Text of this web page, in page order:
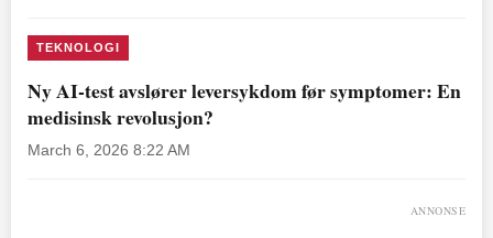
TEKNOLOGI
Ny AI-test avslører leversykdom før symptomer: En
medisinsk revolusjon?
March 6, 2026 8:22 AM
ANNONSE